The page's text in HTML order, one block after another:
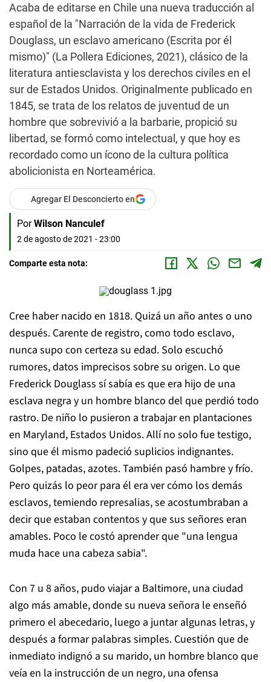
Acaba de editarse en Chile una nueva traducción al
español de la "Narración de la vida de Frederick
Douglass, un esclavo americano (Escrita por él
mismo)" (La Pollera Ediciones, 2021), clásico de la
literatura antiesclavista y los derechos civiles en el
sur de Estados Unidos. Originalmente publicado en
1845, se trata de los relatos de juventud de un
hombre que sobrevivió a la barbarie, propició su
libertad, se formó como intelectual, y que hoy es
recordado como un ícono de la cultura política
abolicionista en Norteamérica.
Agregar El Desconcierto en
Por Wilson Nanculef
2 de agosto de 2021 - 23:00
Comparte esta nota:
Cree haber nacido en 1818. Quizá un año antes o uno
después. Carente de registro, como todo esclavo,
nunca supo con certeza su edad. Solo escuchó
rumores, datos imprecisos sobre su origen. Lo que
Frederick Douglass sí sabía es que era hijo de una
esclava negra y un hombre blanco del que perdió todo
rastro. De niño lo pusieron a trabajar en plantaciones
en Maryland, Estados Unidos. Allí no solo fue testigo,
sino que él mismo padeció suplicios indignantes.
Golpes, patadas, azotes. También pasó hambre y frío.
Pero quizás lo peor para él era ver cómo los demás
esclavos, temiendo represalias, se acostumbraban a
decir que estaban contentos y que sus señores eran
amables. Poco le costó aprender que "una lengua
muda hace una cabeza sabia".
Con 7 u 8 años, pudo viajar a Baltimore, una ciudad
algo más amable, donde su nueva señora le enseñó
primero el abecedario, luego a juntar algunas letras, y
después a formar palabras simples. Cuestión que de
inmediato indignó a su marido, un hombre blanco que
veía en la instrucción de un negro, una ofensa